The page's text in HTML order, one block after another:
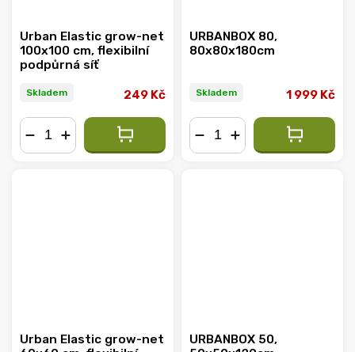
Urban Elastic grow-net
100x100 cm, flexibilní
podpůrná síť
Skladem 249 Kč
URBANBOX 80,
80x80x180cm
Skladem 1 999 Kč
Urban Elastic grow-net
URBANBOX 50,